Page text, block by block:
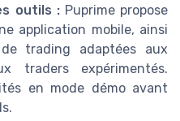
outils :Puprime propose
application mobile, ainsi
trading adaptées aux
traders expérimentés.
en mode démo avant